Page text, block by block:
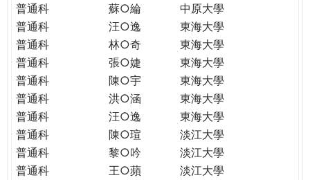
GLOBAL
CITIZENSHIP
普通科
蘇○綸
中原大學
普通科
汪○逸
東海大學
普通科
林○奇
東海大學
普通科
張○婕
東海大學
普通科
陳○宇
東海大學
普通科
洪○涵
東海大學
普通科
汪○逸
東海大學
普通科
陳○瑄
淡江大學
普通科
黎○吟
淡江大學
普通科
王○蘋
淡江大學